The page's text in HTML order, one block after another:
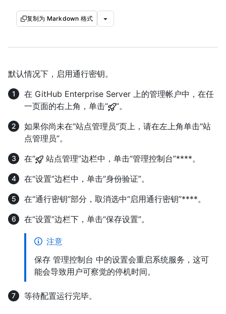
复制为 Markdown 格式
默认情况下，启用通行密钥。
在 GitHub Enterprise Server 上的管理帐户中，在任
一页面的右上角，单击“
”。
如果你尚未在“站点管理员”页上，请在左上角单击“站
点管理员”。
在“
站点管理”边栏中，单击“管理控制台”****。
在“设置”边栏中，单击“身份验证”。
在“通行密钥”部分，取消选中“启用通行密钥”****。
在“设置”边栏下，单击“保存设置”。
注意
保存 管理控制台 中的设置会重启系统服务，这可
能会导致用户可察觉的停机时间。
等待配置运行完毕。